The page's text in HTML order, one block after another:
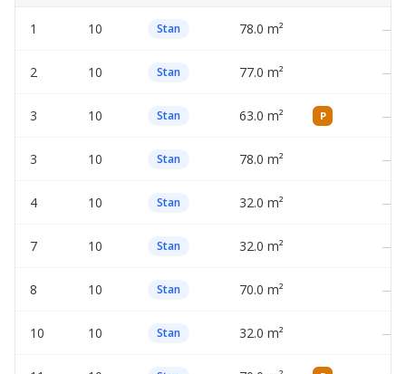
1 10 Stan 78.0 m² —
2 10 Stan 77.0 m² —
3 10 Stan 63.0 m² P —
3 10 Stan 78.0 m² —
4 10 Stan 32.0 m² —
7 10 Stan 32.0 m² —
8 10 Stan 70.0 m² —
10 10 Stan 32.0 m² —